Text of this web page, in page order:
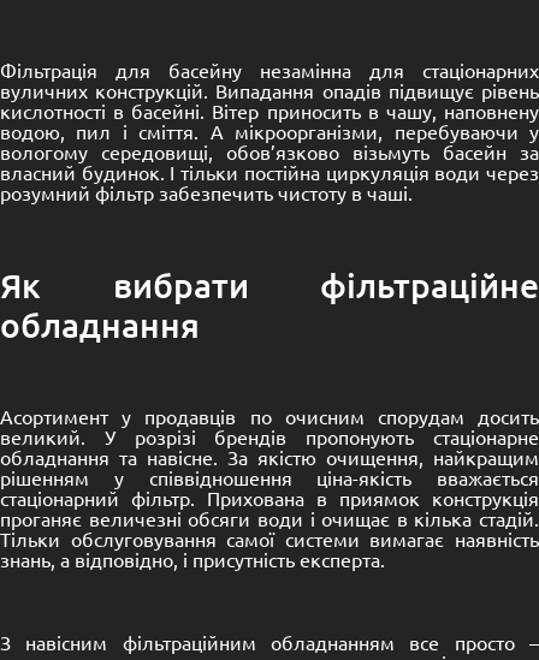
Фільтрація для басейну незамінна для стаціонарних
вуличних конструкцій. Випадання опадів підвищує рівень
кислотності в басейні. Вітер приносить в чашу, наповнену
водою, пил і сміття. А мікроорганізми, перебуваючи у
вологому середовищі, обов’язково візьмуть басейн за
власний будинок. І тільки постійна циркуляція води через
розумний фільтр забезпечить чистоту в чаші.
Як вибрати фільтраційне
обладнання
Асортимент у продавців по очисним спорудам досить
великий. У розрізі брендів пропонують стаціонарне
обладнання та навісне. За якістю очищення, найкращим
рішенням у співвідношення ціна-якість вважається
стаціонарний фільтр. Прихована в приямок конструкція
проганяє величезні обсяги води і очищає в кілька стадій.
Тільки обслуговування самої системи вимагає наявність
знань, а відповідно, і присутність експерта.
З навісним фільтраційним обладнанням все просто –